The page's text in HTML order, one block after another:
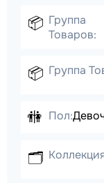
📦 Группа
Товаров:
📦 Группа
🚻 Пол:
🗂️